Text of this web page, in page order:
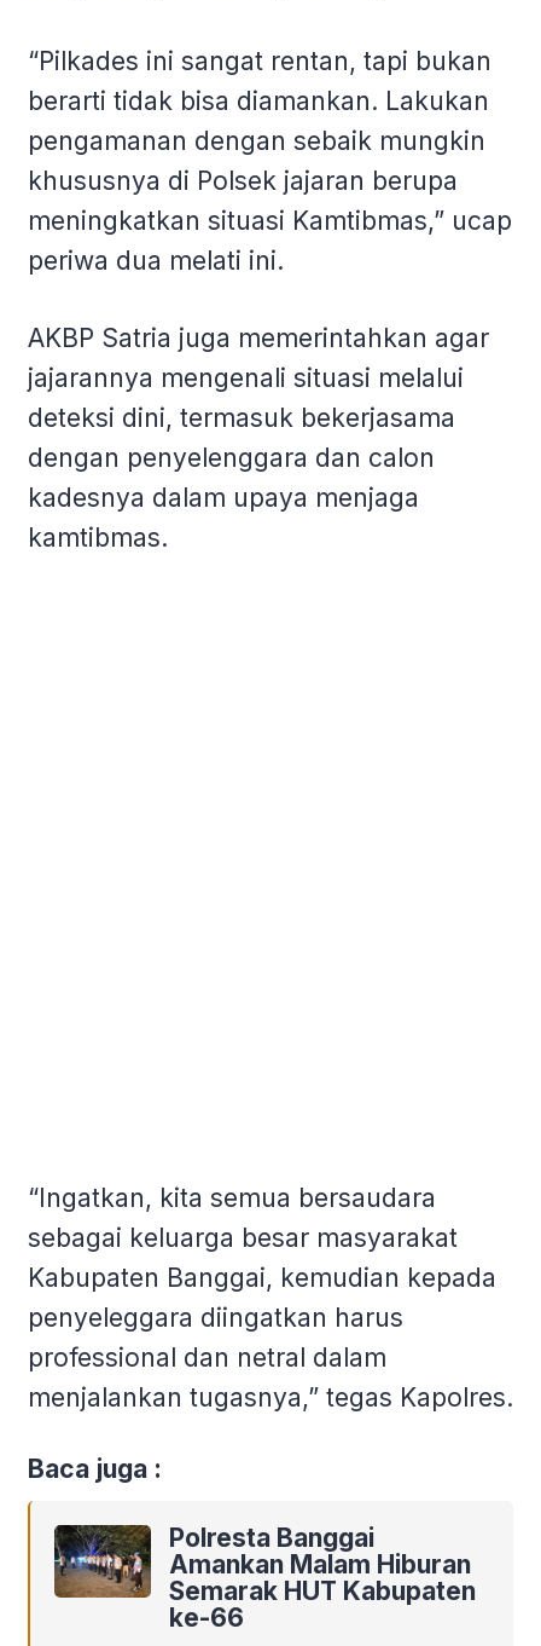
“Pilkades ini sangat rentan, tapi bukan
berarti tidak bisa diamankan. Lakukan
pengamanan dengan sebaik mungkin
khususnya di Polsek jajaran berupa
meningkatkan situasi Kamtibmas,” ucap
periwa dua melati ini.
AKBP Satria juga memerintahkan agar
jajarannya mengenali situasi melalui
deteksi dini, termasuk bekerjasama
dengan penyelenggara dan calon
kadesnya dalam upaya menjaga
kamtibmas.
“Ingatkan, kita semua bersaudara
sebagai keluarga besar masyarakat
Kabupaten Banggai, kemudian kepada
penyeleggara diingatkan harus
professional dan netral dalam
menjalankan tugasnya,” tegas Kapolres.
Baca juga :
Polresta Banggai
Amankan Malam Hiburan
Semarak HUT Kabupaten
ke-66